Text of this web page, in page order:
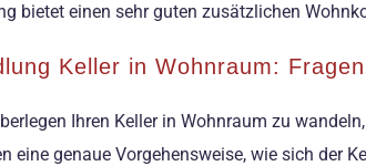
bietet einen sehr guten zusätzlichen
Keller in Wohnraum:
Ihren Keller in Wohnraum zu
eine genaue Vorgehensweise, wie sich der